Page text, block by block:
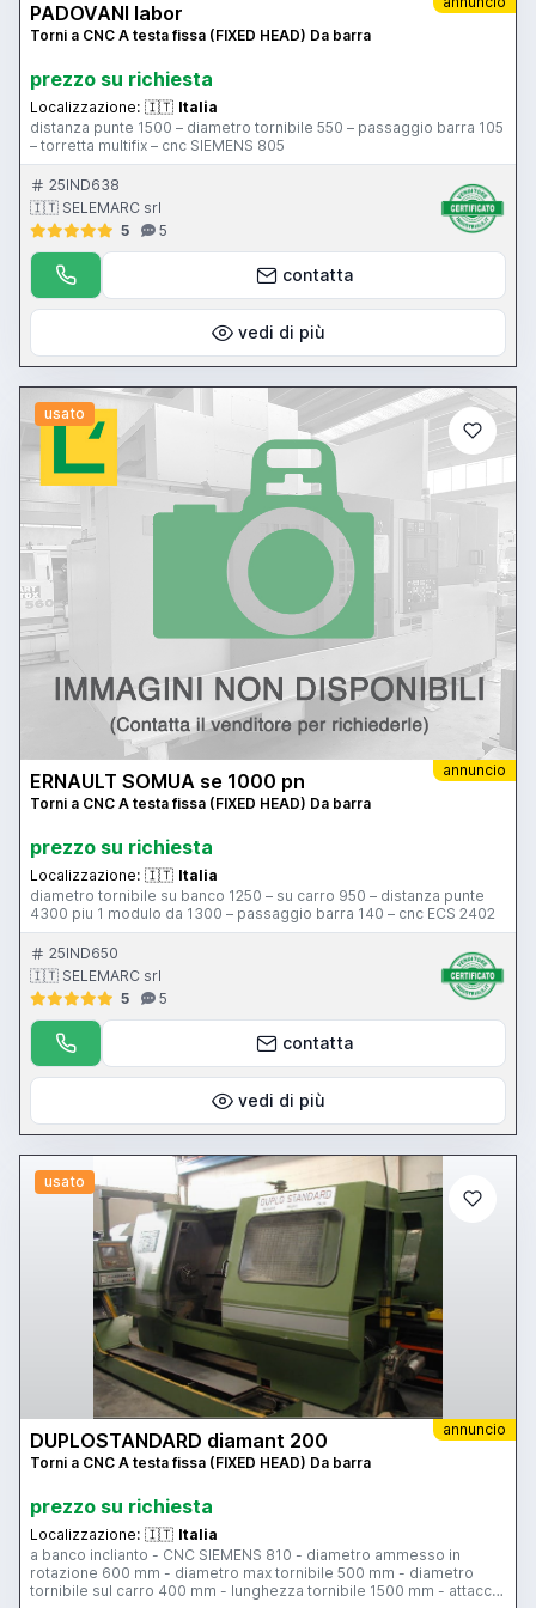
PADOVANI labor
Torni a CNC A testa fissa (FIXED HEAD) Da barra
prezzo su richiesta
Localizzazione: 🇮🇹 Italia
distanza punte 1500 – diametro tornibile 550 – passaggio barra 105
– torretta multifix – cnc SIEMENS 805
25IND638
🇮🇹 SELEMARC srl
5
5
contatta
vedi di più
usato
annuncio
ERNAULT SOMUA se 1000 pn
Torni a CNC A testa fissa (FIXED HEAD) Da barra
prezzo su richiesta
Localizzazione: 🇮🇹 Italia
diametro tornibile su banco 1250 – su carro 950 – distanza punte
4300 piu 1 modulo da 1300 – passaggio barra 140 – cnc ECS 2402
25IND650
🇮🇹 SELEMARC srl
5
5
contatta
vedi di più
usato
annuncio
DUPLOSTANDARD diamant 200
Torni a CNC A testa fissa (FIXED HEAD) Da barra
prezzo su richiesta
Localizzazione: 🇮🇹 Italia
a banco inclianto - CNC SIEMENS 810 - diametro ammesso in
rotazione 600 mm - diametro max tornibile 500 mm - diametro
tornibile sul carro 400 mm - lunghezza tornibile 1500 mm - attacco